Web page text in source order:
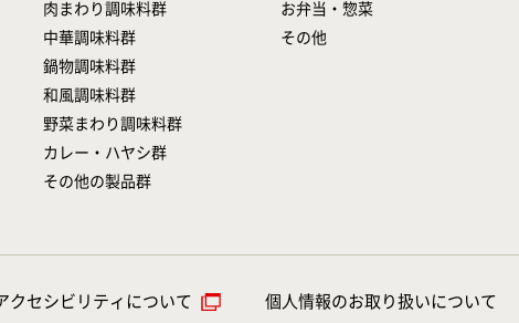
肉まわり調味料群
中華調味料群
鍋物調味料群
和風調味料群
野菜まわり調味料群
カレー・ハヤシ群
その他の製品群
お弁当・惣菜
その他
クセシビリティについて 個人情報のお取り扱いについて